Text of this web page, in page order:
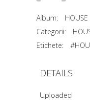
Album:
HOUSE
Categorii:
Etichete:
DETAILS
Uploaded